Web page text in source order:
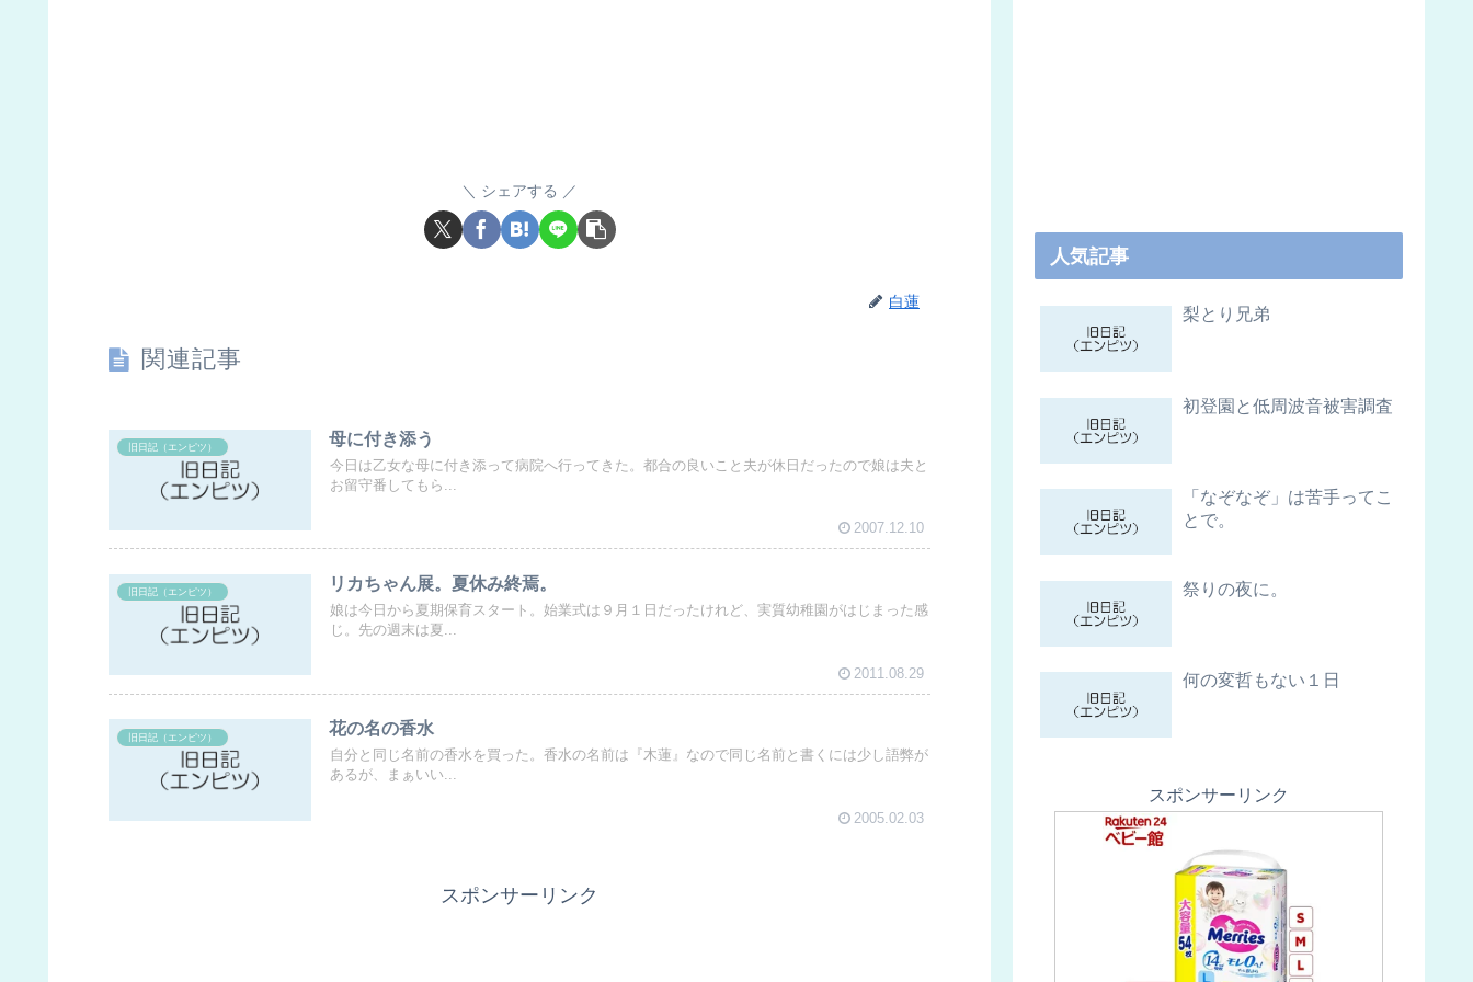
シェアする
白蓮
関連記事
旧日記（エンピツ） 母に付き添う
今日は乙女な母に付き添って病院へ行ってきた。都合の良いこと夫が休日だったので娘は夫と
お留守番してもら...
2007.12.10
旧日記（エンピツ） リカちゃん展。夏休み終焉。
娘は今日から夏期保育スタート。始業式は９月１日だったけれど、実質幼稚園がはじまった感
じ。先の週末は夏...
2011.08.29
旧日記（エンピツ） 花の名の香水
自分と同じ名前の香水を買った。香水の名前は『木蓮』なので同じ名前と書くには少し語弊が
あるが、まぁいい...
2005.02.03
スポンサーリンク
人気記事
梨とり兄弟
初登園と低周波音被害調査
「なぞなぞ」は苦手ってこ
とで。
祭りの夜に。
何の変哲もない１日
スポンサーリンク